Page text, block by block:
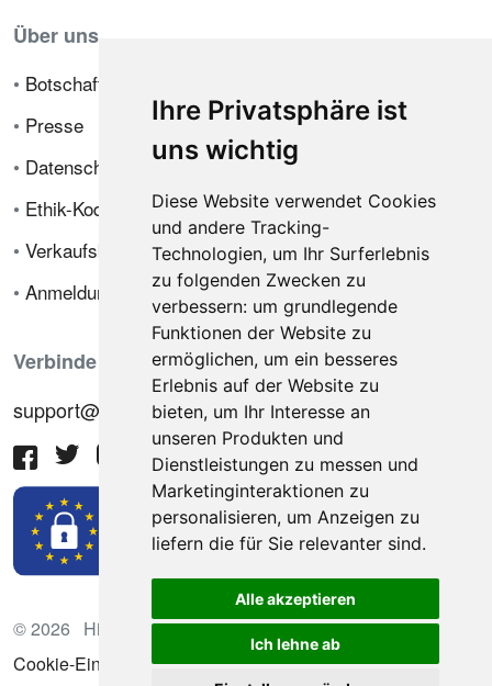
Ihre Privatsphäre ist
uns wichtig
Diese Website verwendet Cookies
und andere Tracking-
Technologien, um Ihr Surferlebnis
zu folgenden Zwecken zu
verbessern: um grundlegende
Funktionen der Website zu
ermöglichen, um ein besseres
Erlebnis auf der Website zu
bieten, um Ihr Interesse an
unseren Produkten und
Dienstleistungen zu messen und
Marketinginteraktionen zu
personalisieren, um Anzeigen zu
liefern die für Sie relevanter sind.
Alle akzeptieren
Ich lehne ab
Über uns
• Botschafterprogramm
• Presse
• Datenschutzrichtlinie
• Ethik-Kodex
• Verkaufsbedingungen
• Anmeldung
Verbinde dich mit uns
support@hiringnotes.com
© 2026 Hiring Notes. Internationale Rekrutierungsplattform
Cookie-Einstellungen aktualisieren